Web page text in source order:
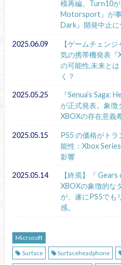
模再編。Turn10
Motorsport』が
Dark』開発中止に
2025.06.09
【ゲームチェン
気の携帯機発表『
の可能性,未来と
く？
2025.05.25
『Senua’s Saga:
が正式発表。象徴
XBOXの存在意義
2025.05.15
PS5 の価格がト
能性：Xbox
影響
2025.05.14
【終焉】『
XBOXの象徴的な
が、遂にPS5でも
感。
Microsoft
Surface
Surfaceheadphone